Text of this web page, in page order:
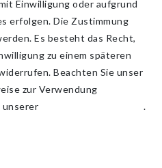
Einwilligung oder aufgrund
erfolgen. Die Zustimmung
Es besteht das Recht,
zu einem späteren
Beachten Sie unser
zur Verwendung
unserer
.